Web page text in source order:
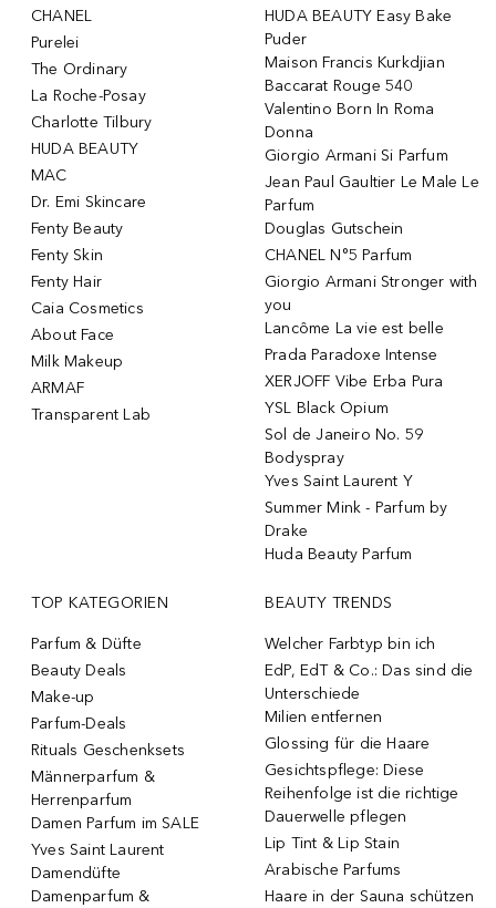
CHANEL
Purelei
The Ordinary
La Roche-Posay
Charlotte Tilbury
HUDA BEAUTY
MAC
Dr. Emi Skincare
Fenty Beauty
Fenty Skin
Fenty Hair
Caia Cosmetics
About Face
Milk Makeup
ARMAF
Transparent Lab
HUDA BEAUTY Easy Bake
Puder
Maison Francis Kurkdjian
Baccarat Rouge 540
Valentino Born In Roma
Donna
Giorgio Armani Si Parfum
Jean Paul Gaultier Le Male Le
Parfum
Douglas Gutschein
CHANEL N°5 Parfum
Giorgio Armani Stronger with
you
Lancôme La vie est belle
Prada Paradoxe Intense
XERJOFF Vibe Erba Pura
YSL Black Opium
Sol de Janeiro No. 59
Bodyspray
Yves Saint Laurent Y
Summer Mink - Parfum by
Drake
Huda Beauty Parfum
TOP KATEGORIEN
Parfum & Düfte
Beauty Deals
Make-up
Parfum-Deals
Rituals Geschenksets
Männerparfum &
Herrenparfum
Damen Parfum im SALE
Yves Saint Laurent
Damendüfte
Damenparfum &
BEAUTY TRENDS
Welcher Farbtyp bin ich
EdP, EdT & Co.: Das sind die
Unterschiede
Milien entfernen
Glossing für die Haare
Gesichtspflege: Diese
Reihenfolge ist die richtige
Dauerwelle pflegen
Lip Tint & Lip Stain
Arabische Parfums
Haare in der Sauna schützen